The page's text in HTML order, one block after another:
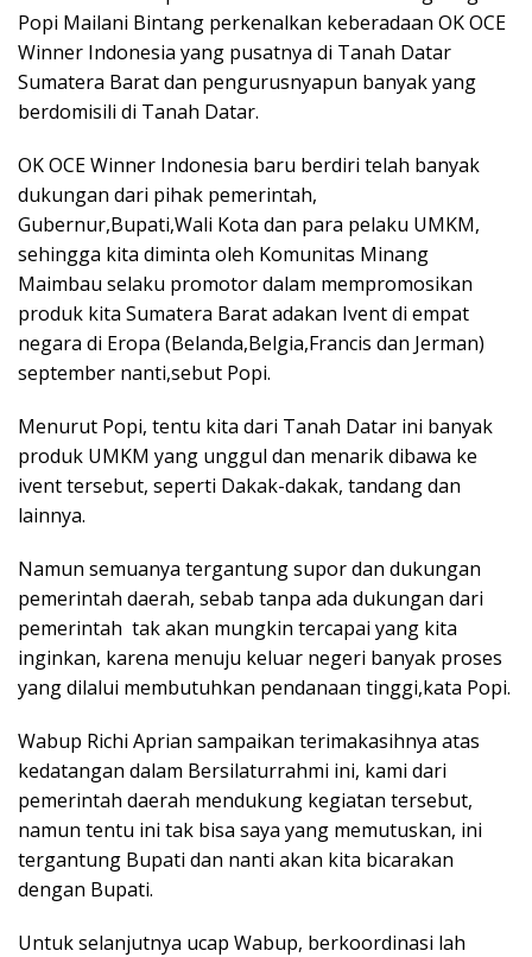
Popi Mailani Bintang perkenalkan keberadaan OK OCE
Winner Indonesia yang pusatnya di Tanah Datar
Sumatera Barat dan pengurusnyapun banyak yang
berdomisili di Tanah Datar.
OK OCE Winner Indonesia baru berdiri telah banyak
dukungan dari pihak pemerintah,
Gubernur,Bupati,Wali Kota dan para pelaku UMKM,
sehingga kita diminta oleh Komunitas Minang
Maimbau selaku promotor dalam mempromosikan
produk kita Sumatera Barat adakan Ivent di empat
negara di Eropa (Belanda,Belgia,Francis dan Jerman)
september nanti,sebut Popi.
Menurut Popi, tentu kita dari Tanah Datar ini banyak
produk UMKM yang unggul dan menarik dibawa ke
ivent tersebut, seperti Dakak-dakak, tandang dan
lainnya.
Namun semuanya tergantung supor dan dukungan
pemerintah daerah, sebab tanpa ada dukungan dari
pemerintah tak akan mungkin tercapai yang kita
inginkan, karena menuju keluar negeri banyak proses
yang dilalui membutuhkan pendanaan tinggi,kata Popi.
Wabup Richi Aprian sampaikan terimakasihnya atas
kedatangan dalam Bersilaturrahmi ini, kami dari
pemerintah daerah mendukung kegiatan tersebut,
namun tentu ini tak bisa saya yang memutuskan, ini
tergantung Bupati dan nanti akan kita bicarakan
dengan Bupati.
Untuk selanjutnya ucap Wabup, berkoordinasi lah